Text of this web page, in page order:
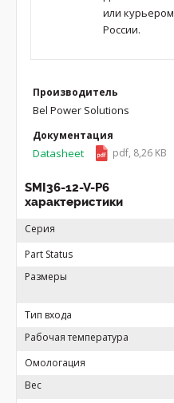
или
России.
Производитель
Bel Power Solutions
Документация
Datasheet pdf, 8,26 KB
SMI36-12-V-P6
характеристики
Серия
Part Status
Размеры
Тип входа
Рабочая температура
Омологация
Вес